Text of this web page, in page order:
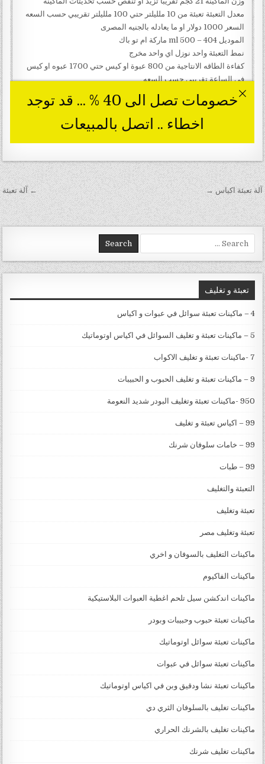
تصفّح المقالات ← آلة تعبئة آلة تعبئة اكياس →
Search for:
تعبئة و تغليف
4 – ماكينات تعبئة سوائل في عبوات و اكياس
5 – ماكينات تعبئة و تغليف السوائل في اكياس اوتوماتيك
7 -ماكينات تعبئة و تغليف الاكواب
9 – ماكينات تعبئة و تغليف الحبوب و الحبيبات
950 -ماكينات تعبئة وتغليف البودر شديد النعومة
99 – اكياس تعبئة و تغليف
99 – خامات سلوفان شرنك
99 – طبات
التعبئة والتغليف
تعبئة وتغليف
تعبئة وتغليف مصر
ماكينات التغليف بالسوفان و اخري
ماكينات الفاكيوم
ماكينات اندكشن سيل تلحم اغطية العبوات البلاستيكية
ماكينات تعبئة حبوب وحبيبات وبودر
ماكينات تعبئة سوائل اوتوماتيك
ماكينات تعبئة سوائل في عبوات
ماكينات تعبئة نشا ودقيق وبن في اكياس اوتوماتيك
ماكينات تغليف بالسلوفان الثري دي
ماكينات تغليف بالشرنك الحراري
ماكينات تغليف شرنك